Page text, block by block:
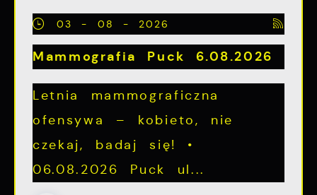
03 - 08 - 2026
Mammografia Puck 6.08.2026
Letnia mammograficzna
ofensywa – kobieto, nie
czekaj, badaj się! •
06.08.2026 Puck ul...